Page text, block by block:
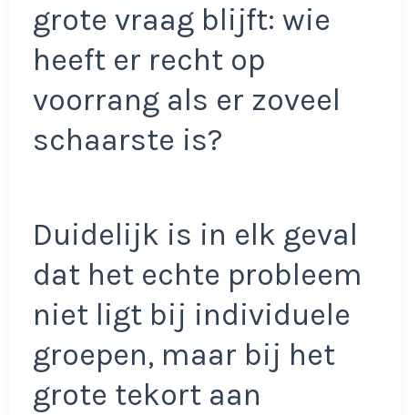
grote vraag blijft: wie
heeft er recht op
voorrang als er zoveel
schaarste is?
Duidelijk is in elk geval
dat het echte probleem
niet ligt bij individuele
groepen, maar bij het
grote tekort aan